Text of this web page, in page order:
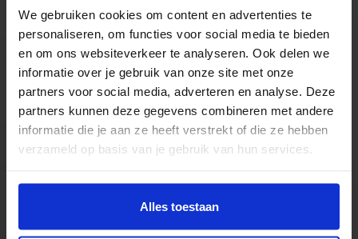
We gebruiken cookies om content en advertenties te
personaliseren, om functies voor social media te bieden
en om ons websiteverkeer te analyseren. Ook delen we
informatie over je gebruik van onze site met onze
partners voor social media, adverteren en analyse. Deze
partners kunnen deze gegevens combineren met andere
informatie die je aan ze heeft verstrekt of die ze hebben
verzameld op basis van je gebruik van hun services.
Alles toestaan
Ook laagbouw & dubbelscharend
Standaard voorzien van handbediening
Slangbreukeveiliging, noodstop &
werkvergrendeling